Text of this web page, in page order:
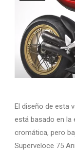
El diseño de esta
está basado en la
cromática, pero
Superveloce 75